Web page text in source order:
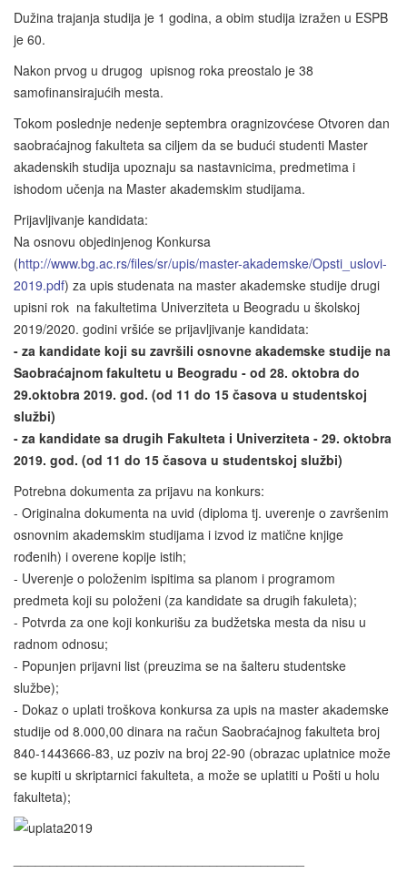
Dužina trajanja studija je 1 godina, a obim studija izražen u ESPB
je 60.
Nakon prvog u drugog upisnog roka preostalo je 38
samofinansirajućih mesta.
Tokom poslednje nedenje septembra oragnizovćese Otvoren dan
saobraćajnog fakulteta sa ciljem da se budući studenti Master
akadenskih studija upoznaju sa nastavnicima, predmetima i
ishodom učenja na Master akademskim studijama.
Prijavljivanje kandidata:
Na osnovu objedinjenog Konkursa
(http://www.bg.ac.rs/files/sr/upis/master-akademske/Opsti_uslovi-
2019.pdf) za upis studenata na master akademske studije drugi
upisni rok na fakultetima Univerziteta u Beogradu u školskoj
2019/2020. godini vršiće se prijavljivanje kandidata:
- za kandidate koji su završili osnovne akademske studije na
Saobraćajnom fakultetu u Beogradu - od 28. oktobra do
29.oktobra 2019. god. (od 11 do 15 časova u studentskoj
službi)
- za kandidate sa drugih Fakulteta i Univerziteta - 29. oktobra
2019. god. (od 11 do 15 časova u studentskoj službi)
Potrebna dokumenta za prijavu na konkurs:
- Originalna dokumenta na uvid (diploma tj. uverenje o završenim
osnovnim akademskim studijama i izvod iz matične knjige
rođenih) i overene kopije istih;
- Uverenje o položenim ispitima sa planom i programom
predmeta koji su položeni (za kandidate sa drugih fakuleta);
- Potvrda za one koji konkurišu za budžetska mesta da nisu u
radnom odnosu;
- Popunjen prijavni list (preuzima se na šalteru studentske
službe);
- Dokaz o uplati troškova konkursa za upis na master akademske
studije od 8.000,00 dinara na račun Saobraćajnog fakulteta broj
840-1443666-83, uz poziv na broj 22-90 (obrazac uplatnice može
se kupiti u skriptarnici fakulteta, a može se uplatiti u Pošti u holu
fakulteta);